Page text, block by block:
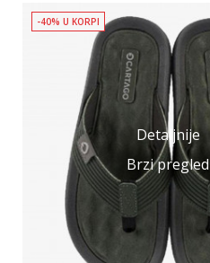
Detaljnije
Brzi pregled
-40% U KORPI